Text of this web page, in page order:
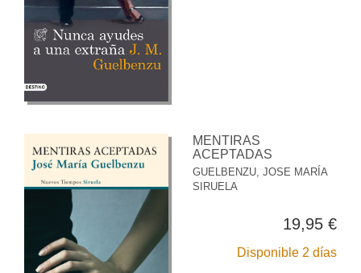
MENTIRAS
ACEPTADAS
GUELBENZU, JOSE MARÍA
SIRUELA
19,95 €
Disponible 2 días